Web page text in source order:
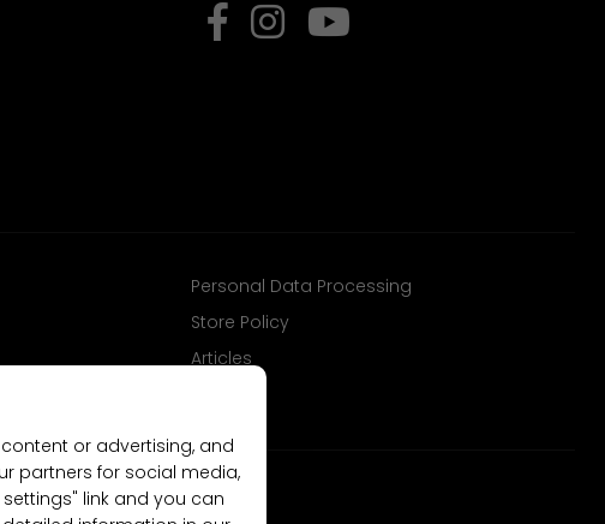
Personal Data Processing
Store Policy
Articles
or advertising, and
partners for social media,
link and you can